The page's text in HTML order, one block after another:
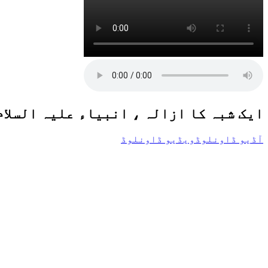
ایک شبہ کا ازالہ ، انبیاء علیہ
آڈیو ڈاونلوڈ ویڈیو ڈاونلوڈ